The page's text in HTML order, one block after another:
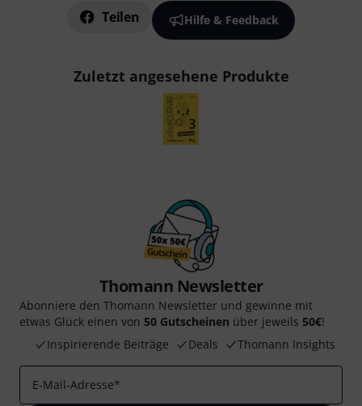
Teilen Hilfe & Feedback
Zuletzt angesehene Produkte
Thomann Newsletter
Abonniere den Thomann Newsletter und gewinne mit
etwas Glück einen von 50 Gutscheinen über jeweils 50€!
Inspirierende Beiträge
Deals Thomann Insights
E-Mail-Adresse*